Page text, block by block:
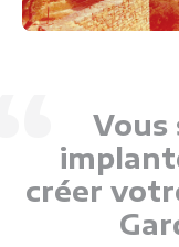
Vous
créer